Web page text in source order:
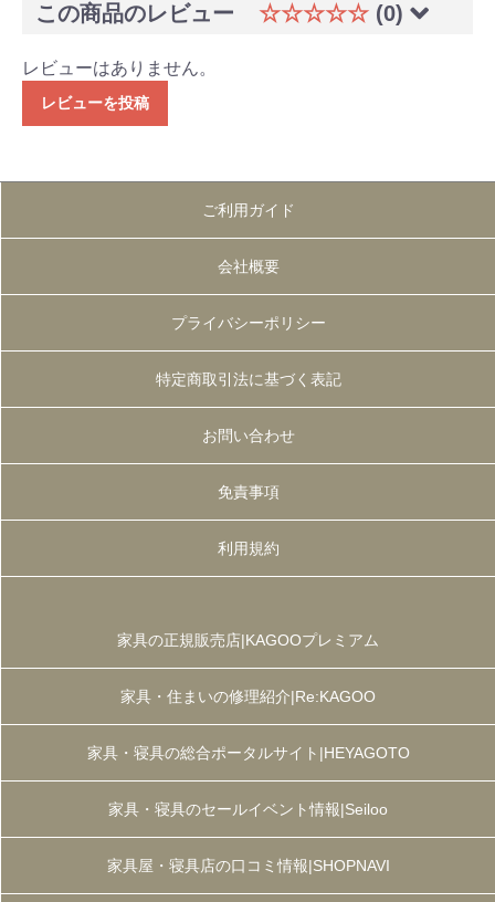
この商品のレビュー ☆☆☆☆☆ (0)
レビューはありません。
レビューを投稿
ご利用ガイド
会社概要
プライバシーポリシー
特定商取引法に基づく表記
お問い合わせ
免責事項
利用規約
家具の正規販売店|KAGOOプレミアム
家具・住まいの修理紹介|Re:KAGOO
家具・寝具の総合ポータルサイト|HEYAGOTO
家具・寝具のセールイベント情報|Seiloo
家具屋・寝具店の口コミ情報|SHOPNAVI